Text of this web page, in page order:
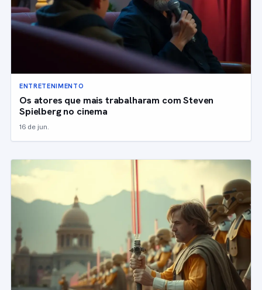
ENTRETENIMENTO
Os atores que mais trabalharam com Steven
Spielberg no cinema
16 de jun.